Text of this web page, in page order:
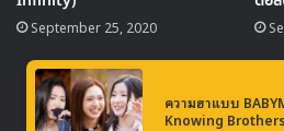
September 25, 2020
ความฮาแบบ
Knowing